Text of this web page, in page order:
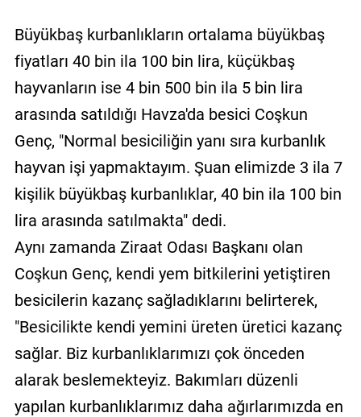
İletişim
Gizlilik
Sözleşmesi
Kullanıcı
Sözleşmesi
Büyükbaş kurbanlıkların ortalama büyükbaş
fiyatları 40 bin ila 100 bin lira, küçükbaş
hayvanların ise 4 bin 500 bin ila 5 bin lira
arasında satıldığı Havza'da besici Coşkun
Genç, "Normal besiciliğin yanı sıra kurbanlık
hayvan işi yapmaktayım. Şuan elimizde 3 ila 7
kişilik büyükbaş kurbanlıklar, 40 bin ila 100 bin
lira arasında satılmakta" dedi.
Aynı zamanda Ziraat Odası Başkanı olan
Coşkun Genç, kendi yem bitkilerini yetiştiren
besicilerin kazanç sağladıklarını belirterek,
"Besicilikte kendi yemini üreten üretici kazanç
sağlar. Biz kurbanlıklarımızı çok önceden
alarak beslemekteyiz. Bakımları düzenli
yapılan kurbanlıklarımız daha ağırlarımızda en